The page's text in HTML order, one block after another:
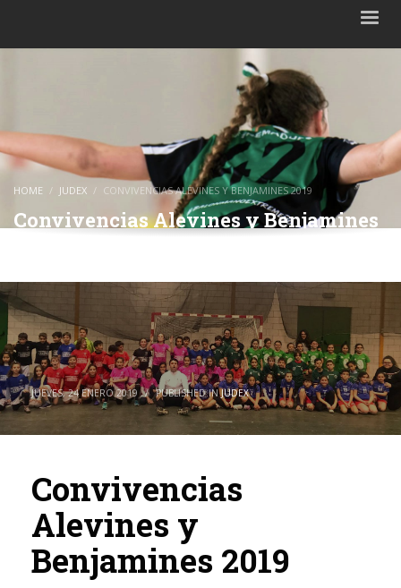
HOME JUDEX CONVIVENCIAS ALEVINES Y BENJAMINES 2019
Convivencias Alevines y Benjamines
JUEVES, 24 ENERO 2019 / PUBLISHED INJUDEX
Convivencias
Alevines y
Benjamines 2019